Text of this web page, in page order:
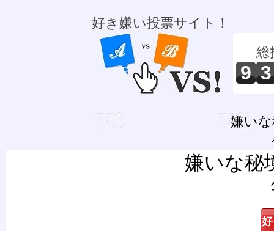
好き嫌い投票サイト！
総
9 3
嫌い
嫌いな秘